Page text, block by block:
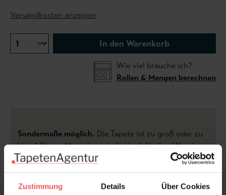
Zustimmung Details Über Cookies
Versandkosten anzeigen
In den Warenkorb
Wie viel brauche ich?
Rollen & Mengen berechnen
Sondermaße möglich. Die Tapete ist zu groß oder zu
klein? Dieses Motiv kann individuell für Ihre Wand
angefertigt werden. Bitte kontaktieren Sie uns und
wir erstellen Ihnen ein kostenloses, unverbindliches
Angebot.